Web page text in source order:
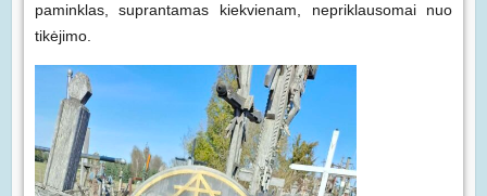
paminklas, suprantamas kiekvienam, nepriklausomai nuo
tikėjimo.